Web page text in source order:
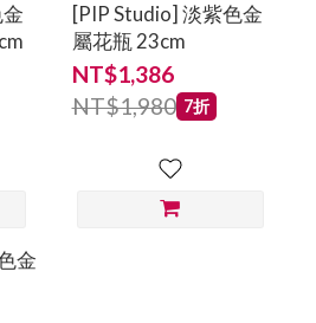
[PIP Studio] 淡紫色金
屬花瓶 23cm
NT$1,386
NT$1,980 7折